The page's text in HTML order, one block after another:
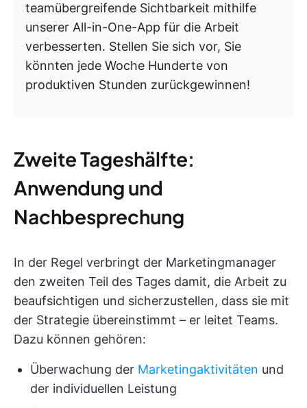
teamübergreifende Sichtbarkeit mithilfe
unserer All-in-One-App für die Arbeit
verbesserten. Stellen Sie sich vor, Sie
könnten jede Woche Hunderte von
produktiven Stunden zurückgewinnen!
Zweite Tageshälfte:
Anwendung und
Nachbesprechung
In der Regel verbringt der Marketingmanager
den zweiten Teil des Tages damit, die Arbeit zu
beaufsichtigen und sicherzustellen, dass sie mit
der Strategie übereinstimmt – er leitet Teams.
Dazu können gehören:
Überwachung der Marketingaktivitäten und
der individuellen Leistung